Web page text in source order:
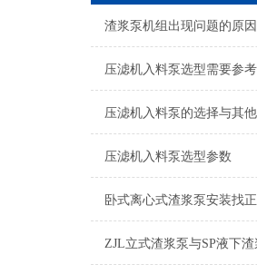
压滤机入料泵选型参数
卧式离心式渣浆泵安装找正